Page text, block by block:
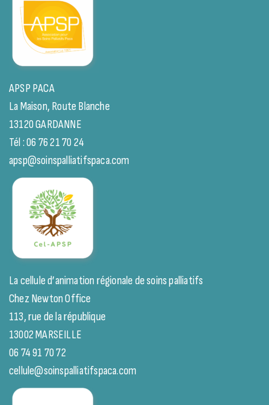
APSP PACA
La Maison, Route Blanche
13120 GARDANNE
Tél : 06 76 21 70 24
apsp@soinspalliatifspaca.com
La cellule d’animation régionale de soins palliatifs
Chez Newton Office
113, rue de la république
13002 MARSEILLE
06 74 91 70 72
cellule@soinspalliatifspaca.com